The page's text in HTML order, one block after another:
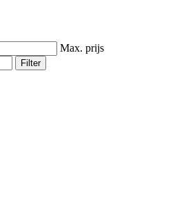
Max. prijs
Filter